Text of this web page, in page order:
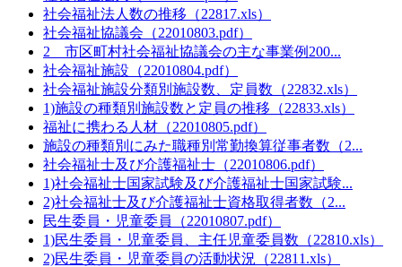
社会福祉法人数の推移（22817.xls）
社会福祉協議会（22010803.pdf）
2 市区町村社会福祉協議会の主な事業例200...
社会福祉施設（22010804.pdf）
社会福祉施設分類別施設数、定員数（22832.xls）
1)施設の種類別施設数と定員の推移（22833.xls）
福祉に携わる人材（22010805.pdf）
施設の種類別にみた職種別常勤換算従事者数（2...
社会福祉士及び介護福祉士（22010806.pdf）
1)社会福祉士国家試験及び介護福祉士国家試験...
2)社会福祉士及び介護福祉士資格取得者数（2...
民生委員・児童委員（22010807.pdf）
1)民生委員・児童委員、主任児童委員数（22810.xls）
2)民生委員・児童委員の活動状況（22811.xls）